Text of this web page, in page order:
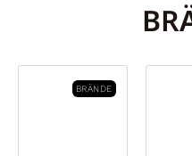
BRÄNDE